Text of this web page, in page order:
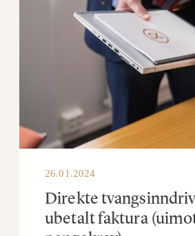
26.01.2024
Direkte
ubetalt faktura